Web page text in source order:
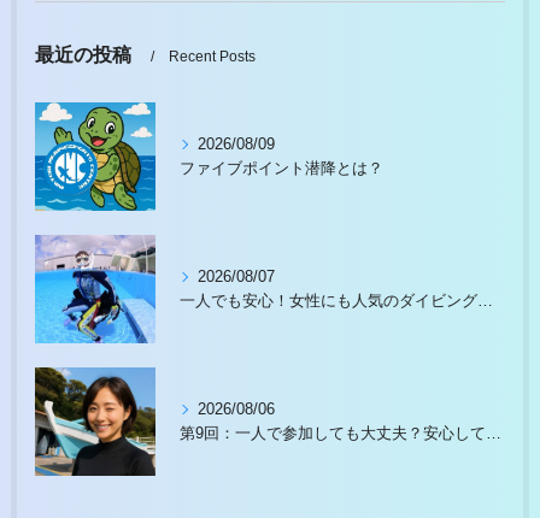
最近の投稿 Recent Posts
2026/08/09
ファイブポイント潜降とは？
2026/08/07
一人でも安心！女性にも人気のダイビングスクール徹底ガイド
2026/08/06
第9回：一人で参加しても大丈夫？安心して始められる理由があります